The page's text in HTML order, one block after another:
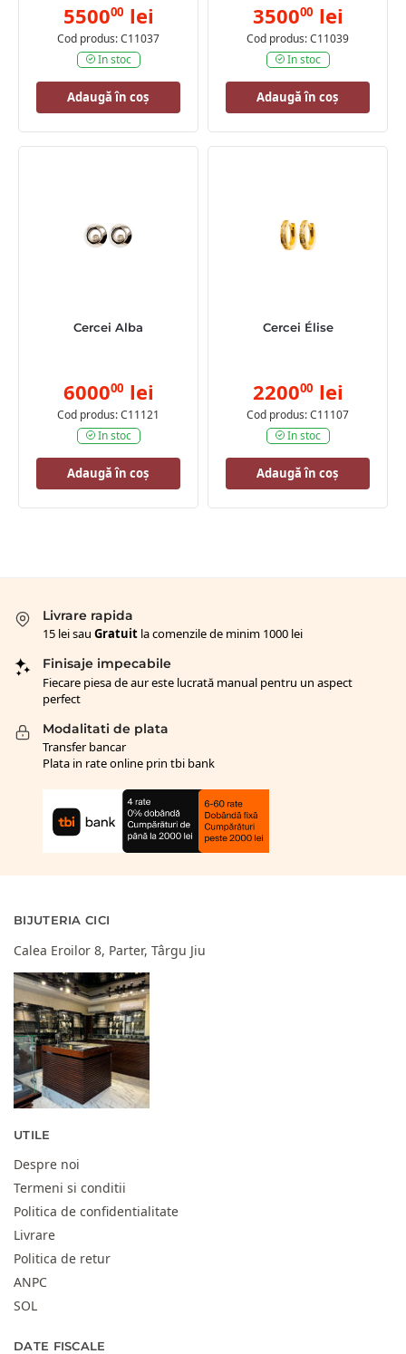
550000 lei
Cod produs: C11037
In stoc
Adaugă în coș
350000 lei
Cod produs: C11039
In stoc
Adaugă în coș
Cercei Alba
600000 lei
Cod produs: C11121
In stoc
Adaugă în coș
Cercei Élise
220000 lei
Cod produs: C11107
In stoc
Adaugă în coș
Livrare rapida
15 lei sau Gratuit la comenzile de minim 1000 lei
Finisaje impecabile
Fiecare piesa de aur este lucrată manual pentru un aspect
perfect
Modalitati de plata
Transfer bancar
Plata in rate online prin tbi bank
BIJUTERIA CICI
Calea Eroilor 8, Parter, Târgu Jiu
UTILE
Despre noi
Termeni si conditii
Politica de confidentialitate
Livrare
Politica de retur
ANPC
SOL
DATE FISCALE